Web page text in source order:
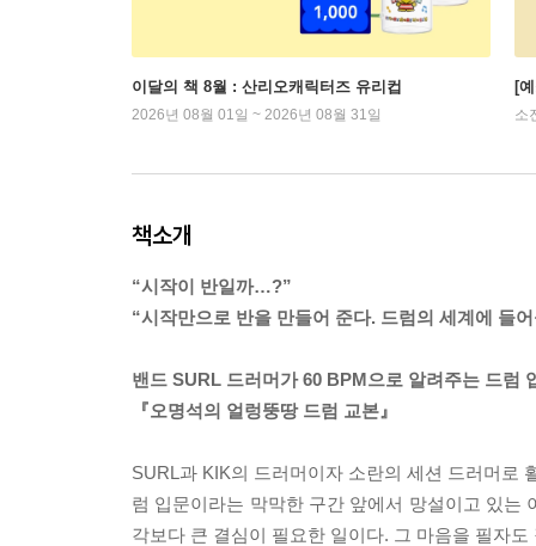
이달의 책 8월 : 산리오캐릭터즈 유리컵
2026년 08월 01일 ~ 2026년 08월 31일
[
소
책소개
“시작이 반일까…?”
“시작만으로 반을 만들어 준다. 드럼의 세계에 들
밴드 SURL 드러머가 60 BPM으로 알려주는 드럼
『오명석의 얼렁뚱땅 드럼 교본』
SURL과 KIK의 드러머이자 소란의 세션 드러머로
럼 입문이라는 막막한 구간 앞에서 망설이고 있는
각보다 큰 결심이 필요한 일이다. 그 마음을 필자